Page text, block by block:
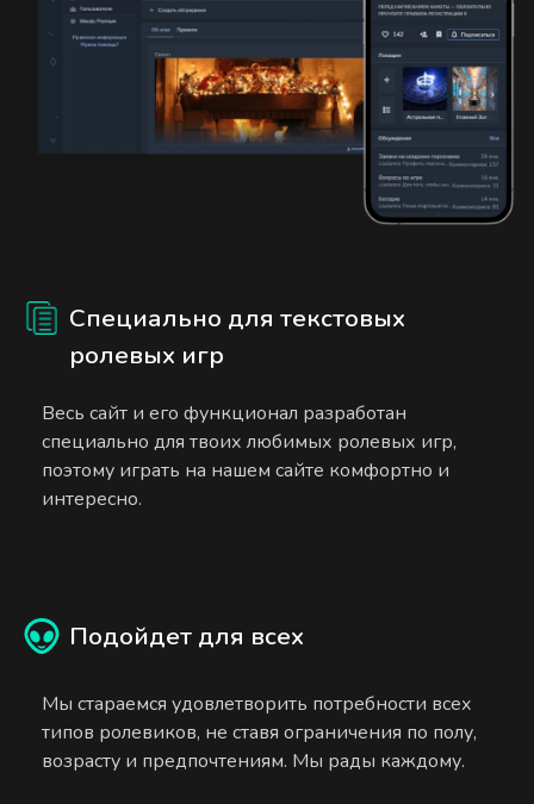
Специально для текстовых
ролевых игр
Весь сайт и его функционал разработан
специально для твоих любимых ролевых игр,
поэтому играть на нашем сайте комфортно и
интересно.
Подойдет для всех
Мы стараемся удовлетворить потребности всех
типов ролевиков, не ставя ограничения по полу,
возрасту и предпочтениям. Мы рады каждому.